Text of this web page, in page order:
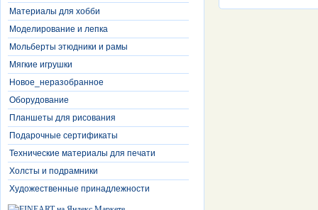
Материалы для хобби
Моделирование и лепка
Мольберты этюдники и рамы
Мягкие игрушки
Новое_неразобранное
Оборудование
Планшеты для рисования
Подарочные сертификаты
Технические материалы для печати
Холсты и подрамники
Художественные принадлежности